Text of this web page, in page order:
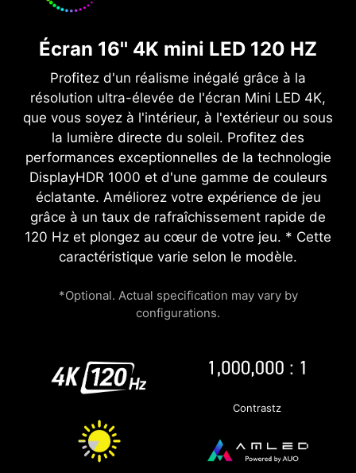
Écran 16'' 4K mini LED 120 HZ
Profitez d'un réalisme inégalé grâce à la
résolution ultra-élevée de l'écran Mini LED 4K,
que vous soyez à l'intérieur, à l'extérieur ou sous
la lumière directe du soleil. Profitez des
performances exceptionnelles de la technologie
DisplayHDR 1000 et d'une gamme de couleurs
éclatante. Améliorez votre expérience de jeu
grâce à un taux de rafraîchissement rapide de
120 Hz et plongez au cœur de votre jeu. * Cette
caractéristique varie selon le modèle.
*Optional. Actual specification may vary by
configurations.
Contrastz